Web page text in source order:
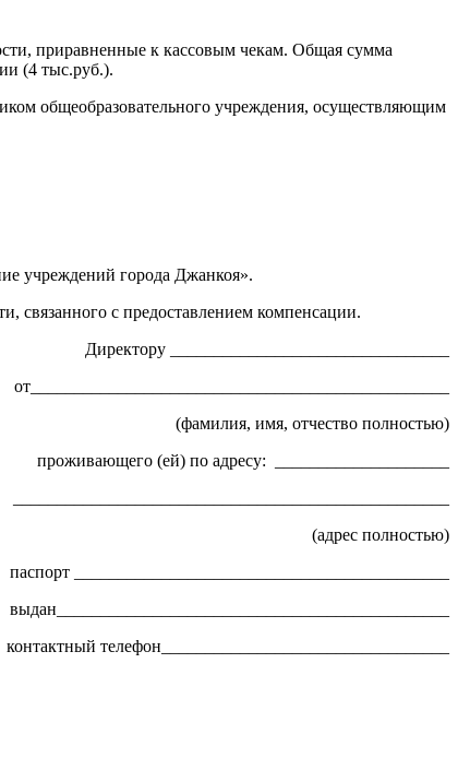
приравненные к кассовым чекам. Общая сумма
(4 тыс.руб.).
общеобразовательного учреждения, осуществляющим
учреждений города Джанкоя».
связанного с предоставлением компенсации.
Директору ________________________________
от________________________________________________
(фамилия, имя, отчество полностью)
проживающего (ей) по адресу: ____________________
(адрес полностью)
паспорт ___________________________________________
выдан_____________________________________________
контактный телефон_________________________________